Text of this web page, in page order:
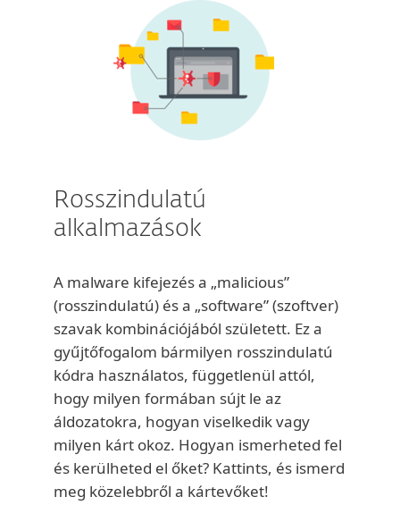
Rosszindulatú
alkalmazások
A malware kifejezés a „malicious”
(rosszindulatú) és a „software” (szoftver)
szavak kombinációjából született. Ez a
gyűjtőfogalom bármilyen rosszindulatú
kódra használatos, függetlenül attól,
hogy milyen formában sújt le az
áldozatokra, hogyan viselkedik vagy
milyen kárt okoz. Hogyan ismerheted fel
és kerülheted el őket? Kattints, és ismerd
meg közelebbről a kártevőket!